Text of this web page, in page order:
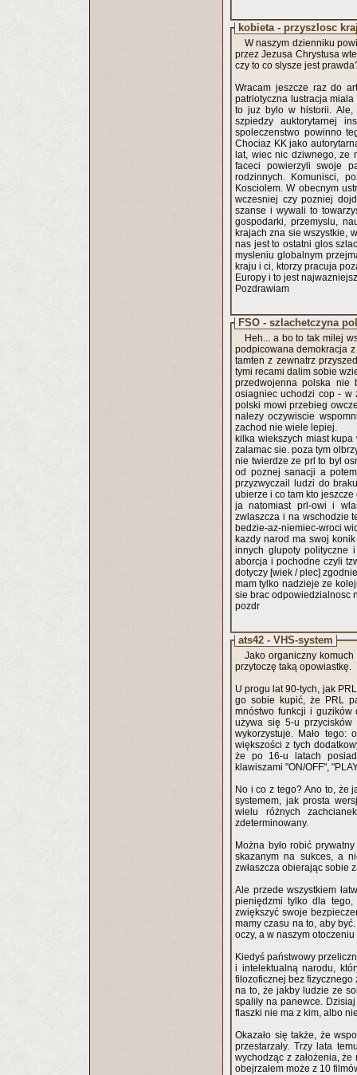
kobieta - przyszlosc
W naszym dzienniku
przez Jezusa Chrystusa
czy to co slysze jest
Wracam jeszcze raz do
patriotyczna lustracja
to juz bylo w historii. Ale,
szpiedzy auktorytarnej
spoleczenstwo powinno
Chociaz KK jako autorytarna
lat, wiec nic dziwnego, ze
faceci powierzyli swoje
rodzinnych. Komunisci,
Kosciolem. W obecnym
wczesniej czy pozniej
szanse i wywali to
gospodarki, przemyslu,
krajach zna sie wszystkie,
nas jest to ostatni glos
mysleniu globalnym
kraju i ci, ktorzy pracuja
Europy i to jest
Pozdrawiam
FSO - szlachetczyna
Heh... a bo to tak milej
podpicowana demokracja
tamten z zewnatrz
tymi recami dalim sobie
przedwojenna polska nie
osiagniec uchodzi cop - w
polski mowi przebieg
nalezy oczywiscie
zachod nie wiele lepiej.
kilka wiekszych miast
zalamac sie. poza tym
nie twierdze ze prl to byl
od poznej sanacji a
przyzwyczail ludzi do
ubierze i co tam kto jeszcze
ja natomiast prl-owi i
zwlaszcza i na wschodzie
bedzie-az-niemiec-wroci
kazdy narod ma swoj
innych glupoty polityczne
aborcja i pochodne czyli
dotyczy [wiek / plec]
mam tylko nadzieje ze
sie brac odpowiedzialnosc
pozdr
ats42 - VHS-system
Jako organiczny komuch
przytoczę taką opowiastkę.
U progu lat 90-tych, jak
go sobie kupić, że PRL
mnóstwo funkcji i guzików
używa się 5-u
wykorzystuje. Mało
większości z tych
że po 16-u latach
klawiszami "ON/OFF",
No i co z tego? Ano to, że
systemem, jak prosta
wielu różnych
zdeterminowany.
Można było robić
skazanym na sukces, a
zwłaszcza obierając sobie
Ale przede wszystkiem
pieniędzmi tylko dla
zwiększyć swoje bezpieczeństwo socjalne, bo
mamy czasu na to, aby
oczy, a w naszym
Kiedyś państwowy
i intelektualną narodu,
filozoficznej bez fizycznego
na to, że jakby ludzie ze
spaliły na panewce.
flaszki nie ma z kim, albo
Okazało się także, że
przestarzały. Trzy lata
wychodząc z założenia,
obejrzałem może z 10